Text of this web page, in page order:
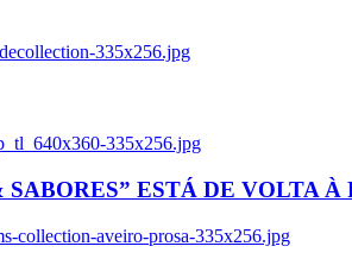
335x256.jpg
335x256.jpg
ESTÁ DE VOLTA À
collection-aveiro-prosa-335x256.jpg